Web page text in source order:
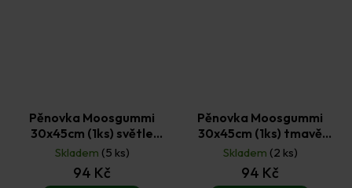
Pěnovka Moosgummi
30x45cm (1ks) světle
růžová
Skladem (5 ks)
94 Kč
Pěnovka Moosgummi
30x45cm (1ks) tmavě
modrá
Skladem (2 ks)
94 Kč